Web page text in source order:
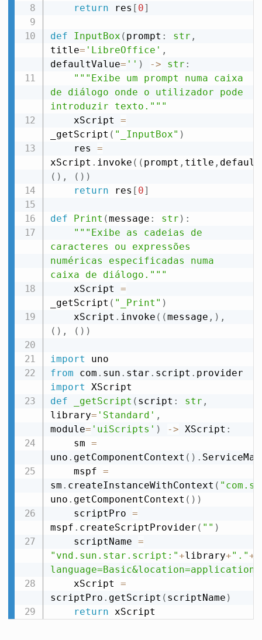
return res [ 0]
def InputBox ( prompt : str ,
title= 'LibreOffice' ,
defaultValue= '' ) -> str :
"""Exibe um prompt numa caixa
de diálogo onde o utilizador pode
introduzir texto."""
    xScript
=
_getScript ( "_InputBox" )
    res
=
xScript . invoke ( ( prompt , title ,
( ) , ( ) )
return res [ 0]
def Print (message : str ) :
"""Exibe as cadeias de
caracteres ou expressões
numéricas especificadas numa
caixa de diálogo."""
    xScript
=
_getScript ( "_Print" )
    xScript
. invoke ( (message , ) ,
( ) , ( ) )
import
from com . sun . star . script .
import
def
_getScript ( script : str ,
library= 'Standard' ,
module= 'uiScripts' ) -> XScript :
    sm
=
uno . getComponentContext ( ) .
    mspf
=
sm . createInstanceWithContext (
uno . getComponentContext ( ) )
    scriptPro
=
mspf . createScriptProvider ( "" )
    scriptName
=
"vnd.sun.star.script:"+library+"."+
language=Basic&location=application"
    xScript
=
scriptPro . getScript ( scriptName )
return xScript